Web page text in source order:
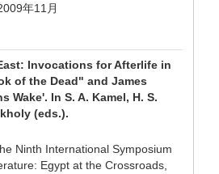
年11月
Invocations for Afterlife in
of the Dead" and James
Wake'. In S. A. Kamel, H. S.
(eds.).
Ninth International Symposium
Egypt at the Crossroads,